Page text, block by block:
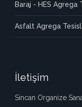
Baraj - HES Agrega
Asfalt Agrega
İletişim
Sincan Organize